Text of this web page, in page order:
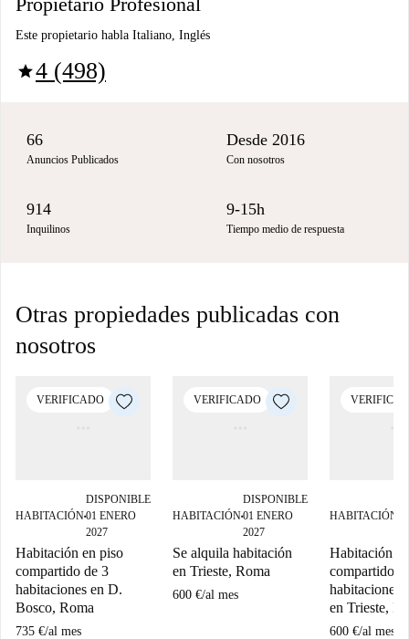
Este propietario habla Italiano, Inglés
star4 (498)
66
Anuncios Publicados
Desde 2016
Con nosotros
914
Inquilinos
9-15h
Tiempo medio de respuesta
Otras propiedades publicadas con
nosotros
VERIFICADO
HABITACIÓN■
DISPONIBLE
01 ENERO
2027
Habitación en piso
compartido de 3
habitaciones en D.
Bosco, Roma
735 €/al mes
VERIFICADO
HABITACIÓN■
DISPONIBLE
01 ENERO
2027
Se alquila habitación
en Trieste, Roma
600 €/al mes
HABITACIÓN
Habitación
compartido
habitaciones
en Trieste,
600 €/al mes